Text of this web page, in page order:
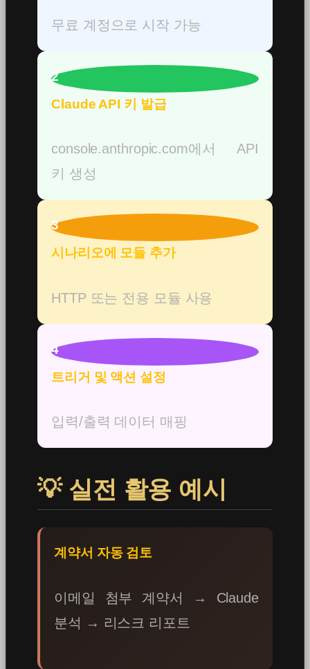
무료 계정으로 시작 가능
2
Claude API 키 발급
console.anthropic.com에서 API
키 생성
3
시나리오에 모듈 추가
HTTP 또는 전용 모듈 사용
4
트리거 및 액션 설정
입력/출력 데이터 매핑
💡 실전 활용 예시
계약서 자동 검토
이메일 첨부 계약서 → Claude
분석 → 리스크 리포트